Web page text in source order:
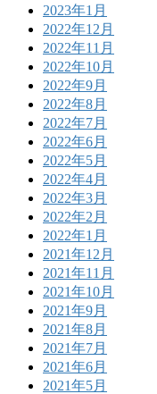
2023年1月
2022年12月
2022年11月
2022年10月
2022年9月
2022年8月
2022年7月
2022年6月
2022年5月
2022年4月
2022年3月
2022年2月
2022年1月
2021年12月
2021年11月
2021年10月
2021年9月
2021年8月
2021年7月
2021年6月
2021年5月